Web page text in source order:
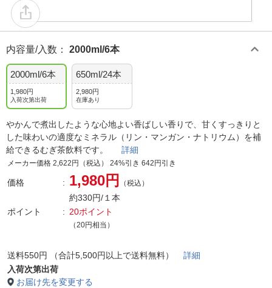
内容量/入数 ： 2000ml/6本
2000ml/6本
1,980円
入荷次第出荷
650ml/24本
2,980円
在庫あり
やかんで煮出したような心地よい香ばしい香りで、甘くすっきりと
した味わいの適度なミネラル（リン・マンガン・ナトリウム）を補
給できるむぎ茶飲料です。 詳細
メーカー価格 2,622円（税込） 24%引き 642円引き
価格 1,980円 （税込）
約330円/１本
ポイント
20ポイント
（20円相当）
送料550円 （合計5,500円以上で送料無料）
詳細
入荷次第出荷
お届け先を変更する